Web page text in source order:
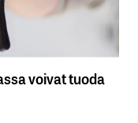
voivat tuoda